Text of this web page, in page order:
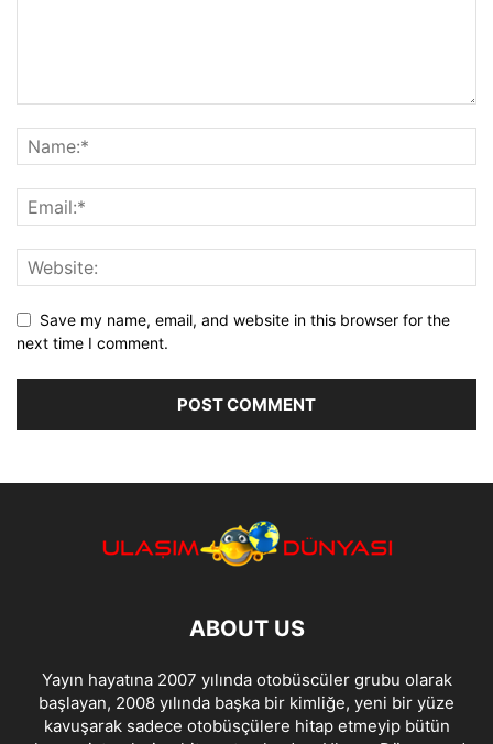
Save my name, email, and website in this browser for the
next time I comment.
ABOUT US
Yayın hayatına 2007 yılında otobüscüler grubu olarak
başlayan, 2008 yılında başka bir kimliğe, yeni bir yüze
kavuşarak sadece otobüsçülere hitap etmeyip bütün